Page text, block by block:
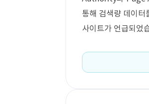
통해 검색량 데이
사이트가 언급되었